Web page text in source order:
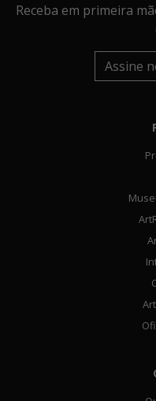
Receba em primeira
Assine